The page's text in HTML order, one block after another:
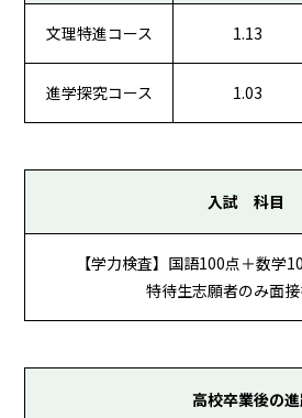
文理特進コース 1.13
進学探究コース 1.03
入試 科目
【学力検査】国語100点＋数学
特待生志願者のみ面
高校卒業後の